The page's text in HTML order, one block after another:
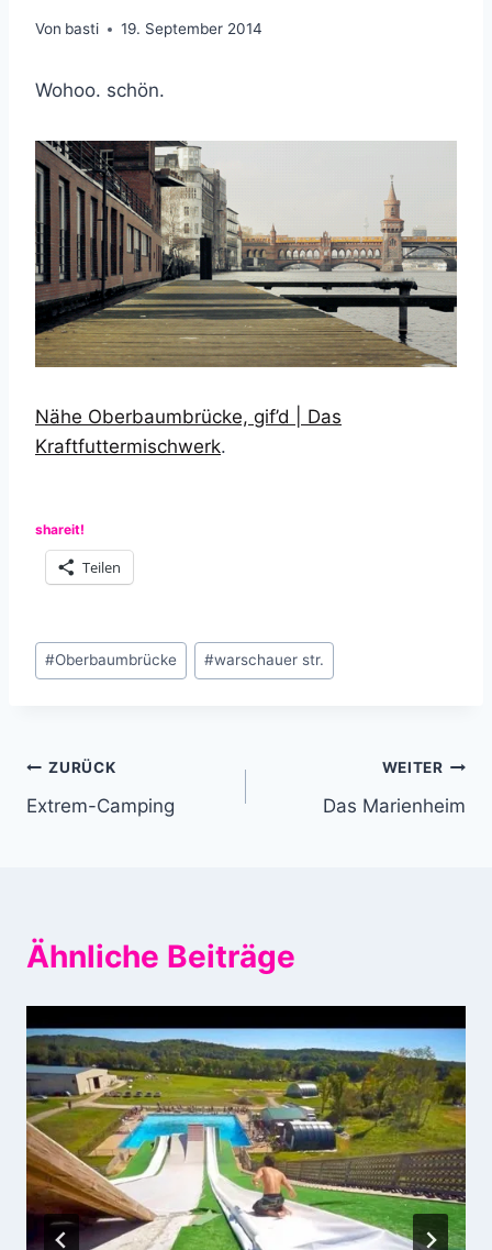
Von basti 19. September 2014
Wohoo. schön.
Nähe Oberbaumbrücke, gif’d | Das
Kraftfuttermischwerk.
shareit!
Teilen
Schlagworte:
#Oberbaumbrücke #warschauer str.
Beitragsnavigation
ZURÜCK
Extrem-Camping
WEITER
Das Marienheim
Ähnliche Beiträge